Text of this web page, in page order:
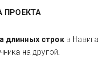
ПРОЕКТА
длинных строкв
на другой.